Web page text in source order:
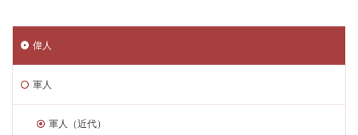
偉人
軍人
軍人（近代）